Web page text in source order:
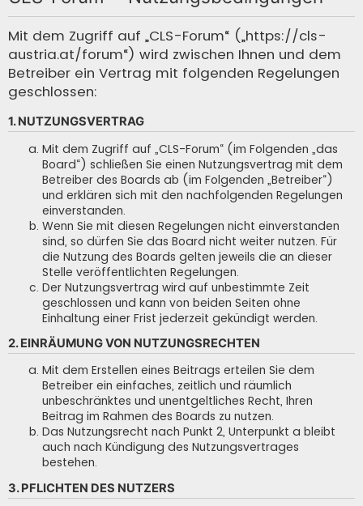
Mit dem Zugriff auf „CLS-Forum“ („https://cls-
austria.at/forum“) wird zwischen Ihnen und dem
Betreiber ein Vertrag mit folgenden Regelungen
geschlossen:
1. NUTZUNGSVERTRAG
Mit dem Zugriff auf „CLS-Forum“ (im Folgenden „das
Board“) schließen Sie einen Nutzungsvertrag mit dem
Betreiber des Boards ab (im Folgenden „Betreiber“)
und erklären sich mit den nachfolgenden Regelungen
einverstanden.
Wenn Sie mit diesen Regelungen nicht einverstanden
sind, so dürfen Sie das Board nicht weiter nutzen. Für
die Nutzung des Boards gelten jeweils die an dieser
Stelle veröffentlichten Regelungen.
Der Nutzungsvertrag wird auf unbestimmte Zeit
geschlossen und kann von beiden Seiten ohne
Einhaltung einer Frist jederzeit gekündigt werden.
2. EINRÄUMUNG VON NUTZUNGSRECHTEN
Mit dem Erstellen eines Beitrags erteilen Sie dem
Betreiber ein einfaches, zeitlich und räumlich
unbeschränktes und unentgeltliches Recht, Ihren
Beitrag im Rahmen des Boards zu nutzen.
Das Nutzungsrecht nach Punkt 2, Unterpunkt a bleibt
auch nach Kündigung des Nutzungsvertrages
bestehen.
3. PFLICHTEN DES NUTZERS